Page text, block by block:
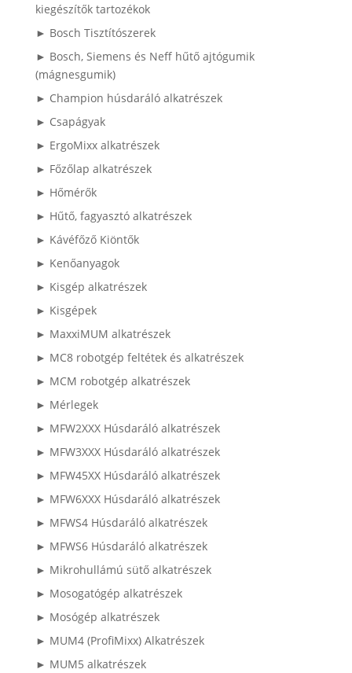
kiegészítők tartozékok
► Bosch Tisztítószerek
► Bosch, Siemens és Neff hűtő ajtógumik
(mágnesgumik)
► Champion húsdaráló alkatrészek
► Csapágyak
► ErgoMixx alkatrészek
► Főzőlap alkatrészek
► Hőmérők
► Hűtő, fagyasztó alkatrészek
► Kávéfőző Kiöntők
► Kenőanyagok
► Kisgép alkatrészek
► Kisgépek
► MaxxiMUM alkatrészek
► MC8 robotgép feltétek és alkatrészek
► MCM robotgép alkatrészek
► Mérlegek
► MFW2XXX Húsdaráló alkatrészek
► MFW3XXX Húsdaráló alkatrészek
► MFW45XX Húsdaráló alkatrészek
► MFW6XXX Húsdaráló alkatrészek
► MFWS4 Húsdaráló alkatrészek
► MFWS6 Húsdaráló alkatrészek
► Mikrohullámú sütő alkatrészek
► Mosogatógép alkatrészek
► Mosógép alkatrészek
► MUM4 (ProfiMixx) Alkatrészek
► MUM5 alkatrészek